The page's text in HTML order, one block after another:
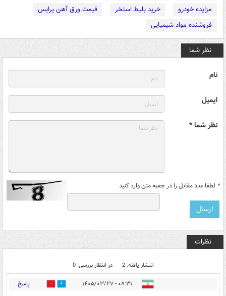
مزایده خودرو
خرید بلیط استخر
قیمت ورق آهن پرایس
فروشنده مواد شیمیایی
نظر شما
نام
ایمیل
نظر شما *
* لطفا عدد مقابل را در جعبه متن وارد کنید
نظرات
انتشار یافته: 2 در انتظار بررسی: 0
۰۸:۳۱ - ۱۴۰۵/۰۳/۲۷ 3 پاسخ